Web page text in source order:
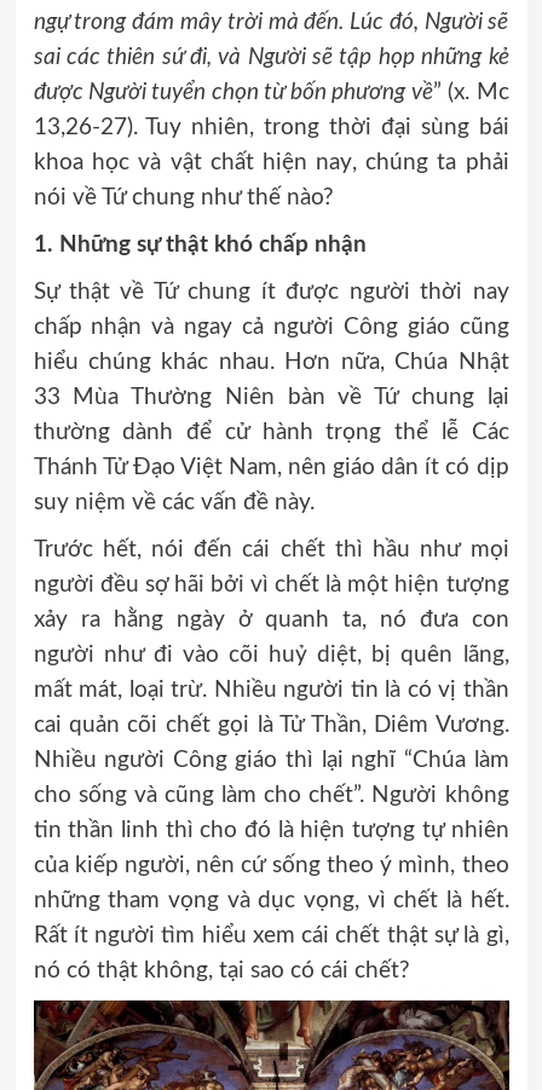
ngự trong đám mây trời mà đến. Lúc đó, Người sẽ
sai các thiên sứ đi, và Người sẽ tập họp những kẻ
được Người tuyển chọn từ bốn phương về” (x. Mc
13,26-27). Tuy nhiên, trong thời đại sùng bái
khoa học và vật chất hiện nay, chúng ta phải
nói về Tứ chung như thế nào?
1. Những sự thật khó chấp nhận
Sự thật về Tứ chung ít được người thời nay
chấp nhận và ngay cả người Công giáo cũng
hiểu chúng khác nhau. Hơn nữa, Chúa Nhật
33 Mùa Thường Niên bàn về Tứ chung lại
thường dành để cử hành trọng thể lễ Các
Thánh Tử Đạo Việt Nam, nên giáo dân ít có dịp
suy niệm về các vấn đề này.
Trước hết, nói đến cái chết thì hầu như mọi
người đều sợ hãi bởi vì chết là một hiện tượng
xảy ra hằng ngày ở quanh ta, nó đưa con
người như đi vào cõi huỷ diệt, bị quên lãng,
mất mát, loại trừ. Nhiều người tin là có vị thần
cai quản cõi chết gọi là Tử Thần, Diêm Vương.
Nhiều người Công giáo thì lại nghĩ “Chúa làm
cho sống và cũng làm cho chết”. Người không
tin thần linh thì cho đó là hiện tượng tự nhiên
của kiếp người, nên cứ sống theo ý mình, theo
những tham vọng và dục vọng, vì chết là hết.
Rất ít người tìm hiểu xem cái chết thật sự là gì,
nó có thật không, tại sao có cái chết?